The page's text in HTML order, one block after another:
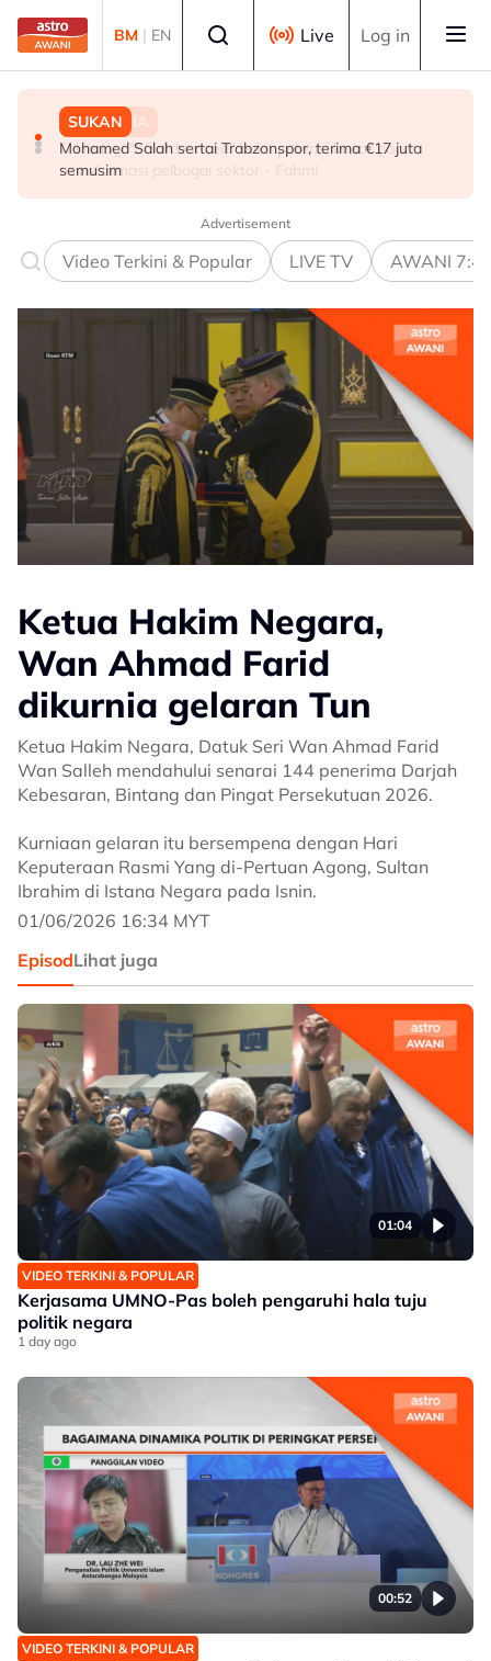
Skip to main content
BM | EN Live Log in
MALAYSIA
Teknologi "5G Advanced" buka potensi besar pacu
transformasi pelbagai sektor - Fahmi
SUKAN
Mohamed Salah sertai Trabzonspor, terima €17 juta
semusim
MALAYSIA
Berita tempatan pilihan sepanjang hari ini
Advertisement
Video Terkini & Popular LIVE TV AWANI
Ketua Hakim Negara,
Wan Ahmad Farid
dikurnia gelaran Tun
Ketua Hakim Negara, Datuk Seri Wan Ahmad Farid
Wan Salleh mendahului senarai 144 penerima Darjah
Kebesaran, Bintang dan Pingat Persekutuan 2026.
Kurniaan gelaran itu bersempena dengan Hari
Keputeraan Rasmi Yang di-Pertuan Agong, Sultan
Ibrahim di Istana Negara pada Isnin.
01/06/2026 16:34 MYT
EpisodLihat juga
01:04
VIDEO TERKINI & POPULAR
Kerjasama UMNO-Pas boleh pengaruhi hala tuju
politik negara
1 day ago
00:52
VIDEO TERKINI & POPULAR